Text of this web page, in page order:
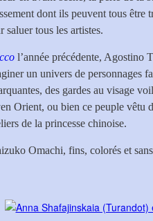
dont ils peuvent tous être
saluer tous les artistes.
l’année précédente, Agostino
un univers de personnages
des gardes au visage
Orient, ou bien ce peuple vêtu
de la princesse chinoise.
Omachi, fins, colorés et